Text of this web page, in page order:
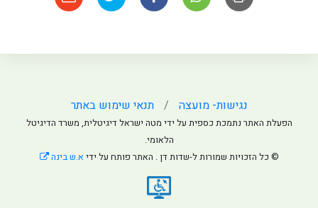
נגישות- מועצה תנאי שימוש באתר
הפעלת האתר נתמכת כספית על ידי מטה ישראל דיגיטלית, משרד הדיגיטל
הלאומי.
© כל הזכויות שמורות ל-שדות דן . האתר פותח על ידי א.ש בינה